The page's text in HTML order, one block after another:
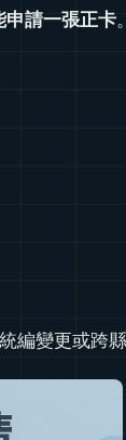
申請一張正卡。
編變更或跨